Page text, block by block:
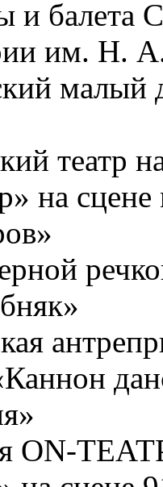
и балета
им. Н.
малый
театр
на
ON-